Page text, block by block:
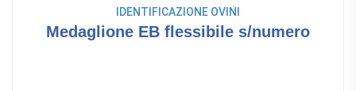
IDENTIFICAZIONE OVINI
Medaglione EB flessibile s/numero